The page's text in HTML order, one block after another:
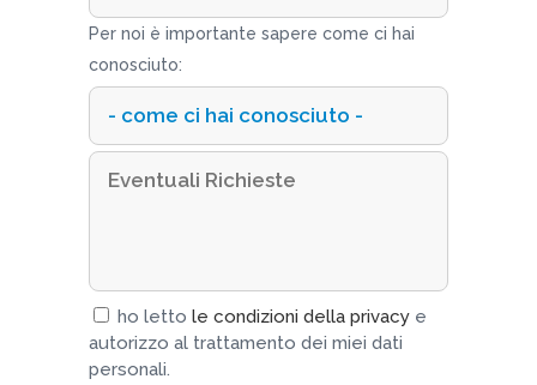
Per noi è importante sapere come ci hai
conosciuto:
ho letto le condizioni della privacy e
autorizzo al trattamento dei miei dati
personali.